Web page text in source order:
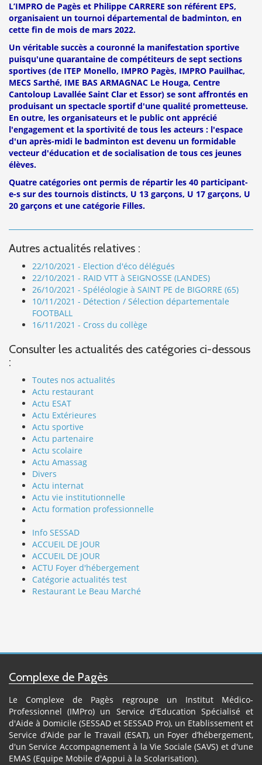
L’IMPRO de Pagès et Philippe CARRERE son référent EPS,
organisaient un tournoi départemental de badminton, en
cette fin de mois de mars 2022.
Un véritable succès a couronné la manifestation sportive
puisqu'une quarantaine de compétiteurs de sept sections
sportives (de ITEP Monello, IMPRO Pagès, IMPRO Pauilhac,
MECS Sarthé, IME BAS ARMAGNAC Le Houga, Centre
Cantoloup Lavallée Saint Clar et Essor) se sont affrontés en
produisant un spectacle sportif d'une qualité prometteuse.
En outre, les organisateurs et le public ont apprécié
l'engagement et la sportivité de tous les acteurs : l'espace
d'un après-midi le badminton est devenu un formidable
vecteur d'éducation et de socialisation de tous ces jeunes
élèves.
Quatre catégories ont permis de répartir les 40 participant-
e-s sur des tournois distincts, U 13 garçons, U 17 garçons, U
20 garçons et une catégorie Filles.
Autres actualités relatives :
22/10/2021 - Election d'éco délégués
22/10/2021 - RAID VTT à SEIGNOSSE (LANDES)
26/10/2021 - Spéléologie à SAINT PE de BIGORRE (65)
10/11/2021 - Détection / Sélection départementale
FOOTBALL
16/11/2021 - Cross du collège
Consulter les actualités des catégories ci-dessous
:
Toutes nos actualités
Actu restaurant
Actu ESAT
Actu Extérieures
Actu sportive
Actu partenaire
Actu scolaire
Actu Amassag
Divers
Actu internat
Actu vie institutionnelle
Actu formation professionnelle
Info SESSAD
ACCUEIL DE JOUR
ACCUEIL DE JOUR
ACTU Foyer d'hébergement
Catégorie actualités test
Restaurant Le Beau Marché
Complexe de Pagès
Le Complexe de Pagès regroupe un Institut Médico-
Professionnel (IMPro) un Service d'Education Spécialisé et
d'Aide à Domicile (SESSAD et SESSAD Pro), un Etablissement et
Service d’Aide par le Travail (ESAT), un Foyer d’hébergement,
d'un Service Accompagnement à la Vie Sociale (SAVS) et d'une
EMAS (Equipe Mobile d'Appui à la Scolarisation).